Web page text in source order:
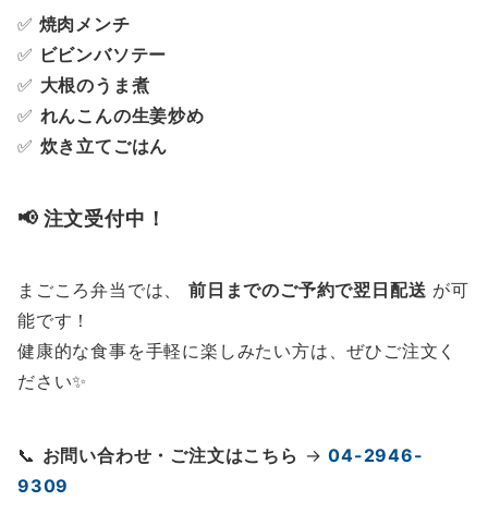
✅ 焼肉メンチ
✅ ビビンバソテー
✅ 大根のうま煮
✅ れんこんの生姜炒め
✅ 炊き立てごはん
📢 注文受付中！
まごころ弁当では、 前日までのご予約で翌日配送 が可
能です！
健康的な食事を手軽に楽しみたい方は、ぜひご注文く
ださい✨
📞 お問い合わせ・ご注文はこちら →04-2946-
9309